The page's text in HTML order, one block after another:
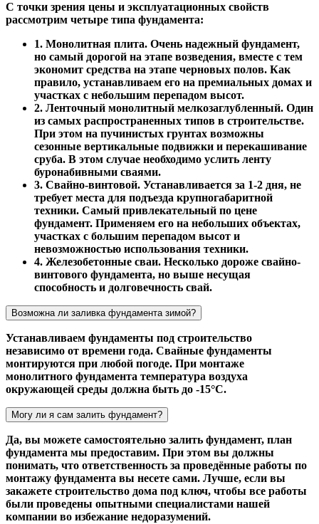
С точки зрения цены и эксплуатационных свойств
рассмотрим четыре типа фундамента:
1. Монолитная плита. Очень надежный фундамент,
но самый дорогой на этапе возведения, вместе с тем
экономит средства на этапе черновых полов. Как
правило, устанавливаем его на премиальных домах и
участках с небольшим перепадом высот.
2. Ленточный монолитный мелкозаглубленный. Один
из самых распространенных типов в строительстве.
При этом на пучинистых грунтах возможны
сезонные вертикальные подвижки и перекашивание
сруба. В этом случае необходимо услить ленту
буронабивными сваями.
3. Свайно-винтовой. Устанавливается за 1-2 дня, не
требует места для подъезда крупногабаритной
техники. Самый привлекательный по цене
фундамент. Применяем его на небольших объектах,
участках с большим перепадом высот и
невозможностью использования техники.
4. Железобетонные сваи. Несколько дороже свайно-
винтового фундамента, но выше несущая
способность и долговечность свай.
Возможна ли заливка фундамента зимой?
Устанавливаем фундаменты под строительство
независимо от времени года. Свайные фундаменты
монтируются при любой погоде. При монтаже
монолитного фундамента температура воздуха
окружающей среды должна быть до -15°С.
Могу ли я сам залить фундамент?
Да, вы можете самостоятельно залить фундамент, план
фундамента мы предоставим. При этом вы должны
понимать, что ответственность за проведённые работы по
монтажу фундамента вы несете сами. Лучше, если вы
закажете строительство дома под ключ, чтобы все работы
были проведены опытными специалистами нашей
компании во избежание недоразумений.